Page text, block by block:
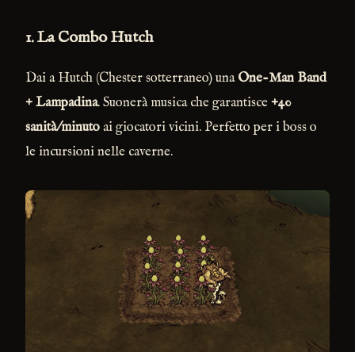
1. La Combo Hutch
Dai a Hutch (Chester sotterraneo) unaOne-Man Band
+ Lampadina. Suonerà musica che garantisce+40
sanità/minutoai giocatori vicini. Perfetto per i boss o
le incursioni nelle caverne.